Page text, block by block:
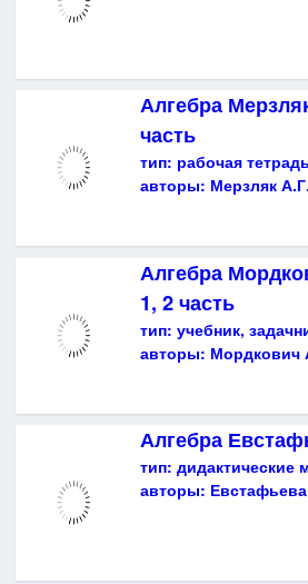
Алгебра
часть
тип: рабочая тетрадь
авторы: Мерзляк
Алгебра
1, 2 часть
тип: учебник,
авторы: Мордкович
Алгебра
тип: дидактические
авторы: